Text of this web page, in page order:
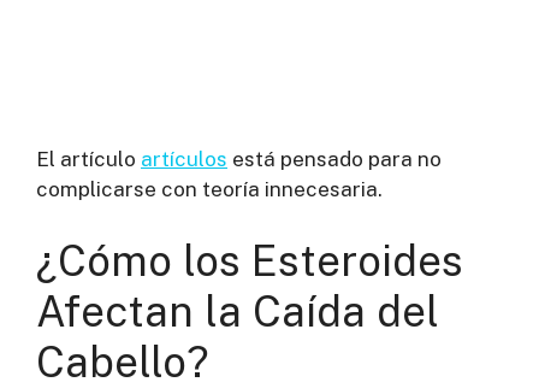
El artículo artículos está pensado para no
complicarse con teoría innecesaria.
¿Cómo los Esteroides
Afectan la Caída del
Cabello?